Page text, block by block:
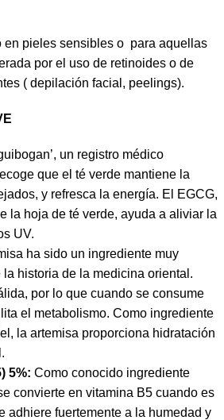
en pieles sensibles o para aquellas
por el uso de retinoides o de
( depilación facial, peelings).
un registro médico
que el té verde mantiene la
y refresca la energía. El EGCG,
la hoja de té verde, ayuda a aliviar la
UV.
ha sido un ingrediente muy
historia de la medicina oriental.
por lo que cuando se consume
el metabolismo. Como ingrediente
la artemisa proporciona hidratación
5%: Como conocido ingrediente
convierte en vitamina B5 cuando es
adhiere fuertemente a la humedad y